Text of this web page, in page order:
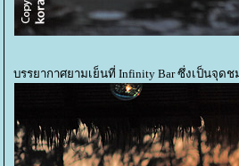
บรรยากาศยามเย็นที่ Infinity Bar ซึ่งเป็นจุ